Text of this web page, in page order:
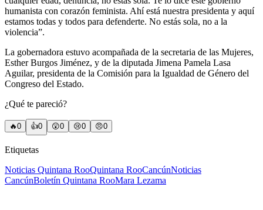
humanista con corazón feminista. Ahí está nuestra presidenta y aquí
estamos todas y todos para defenderte. No estás sola, no a la
violencia”.
La gobernadora estuvo acompañada de la secretaria de las Mujeres,
Esther Burgos Jiménez, y de la diputada Jimena Pamela Lasa
Aguilar, presidenta de la Comisión para la Igualdad de Género del
Congreso del Estado.
¿Qué te pareció?
🔥0 👍0 😲0 😢0 😠0
Etiquetas
Noticias Quintana RooQuintana RooCancúnNoticias
CancúnBoletín Quintana RooMara Lezama